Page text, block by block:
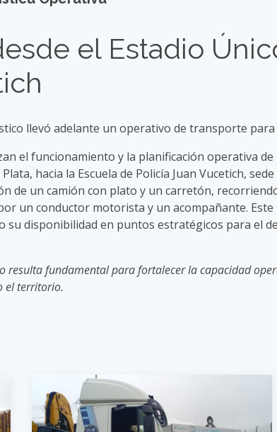
el Estadio
llevó adelante un operativo de transporte
el funcionamiento y la planificación operativa
hacia la Escuela de Policía Juan Vucetich,
de un camión con plato y un carretón,
un conductor motorista y un acompañante.
disponibilidad en puntos estratégicos para el
resulta fundamental para fortalecer la capacidad
el territorio.